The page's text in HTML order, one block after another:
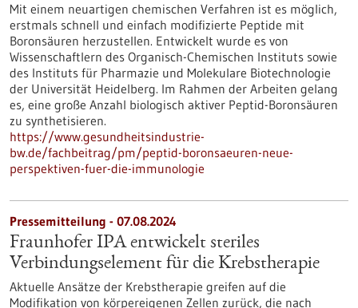
Mit einem neuartigen chemischen Verfahren ist es möglich,
erstmals schnell und einfach modifizierte Peptide mit
Boronsäuren herzustellen. Entwickelt wurde es von
Wissenschaftlern des Organisch-Chemischen Instituts sowie
des Instituts für Pharmazie und Molekulare Biotechnologie
der Universität Heidelberg. Im Rahmen der Arbeiten gelang
es, eine große Anzahl biologisch aktiver Peptid-Boronsäuren
zu synthetisieren.
https://www.gesundheitsindustrie-
bw.de/fachbeitrag/pm/peptid-boronsaeuren-neue-
perspektiven-fuer-die-immunologie
Pressemitteilung - 07.08.2024
Fraunhofer IPA entwickelt steriles
Verbindungselement für die Krebstherapie
Aktuelle Ansätze der Krebstherapie greifen auf die
Modifikation von körpereigenen Zellen zurück, die nach